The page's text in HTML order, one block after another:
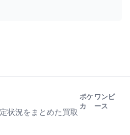
状況をまとめた買取
ポケ
カ
ワンピ
ース